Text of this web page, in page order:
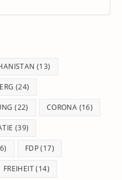
(13)
(24)
(22) CORONA (16)
(39)
FDP(17)
FREIHEIT(14)